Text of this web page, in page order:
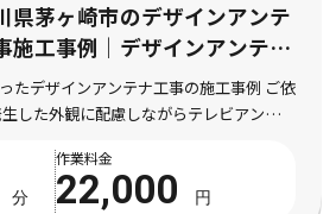
県茅ヶ崎市のデザインアンテ
施工事例｜デザインアンテナ
施工
たデザインアンテナ工事の施工事例 ご依
した外観に配慮しながらテレビアンテナ
アンテナを設置した […]
分
作業料金
22,000 円